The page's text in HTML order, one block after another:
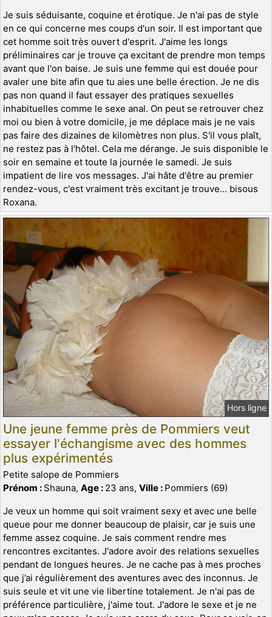
Je suis séduisante, coquine et érotique. Je n'ai pas de style
en ce qui concerne mes coups d'un soir. Il est important que
cet homme soit très ouvert d'esprit. J'aime les longs
préliminaires car je trouve ça excitant de prendre mon temps
avant que l'on baise. Je suis une femme qui est douée pour
avaler une bite afin que tu aies une belle érection. Je ne dis
pas non quand il faut essayer des pratiques sexuelles
inhabituelles comme le sexe anal. On peut se retrouver chez
moi ou bien à votre domicile, je me déplace mais je ne vais
pas faire des dizaines de kilomètres non plus. S'il vous plaît,
ne restez pas à l'hôtel. Cela me dérange. Je suis disponible le
soir en semaine et toute la journée le samedi. Je suis
impatient de lire vos messages. J'ai hâte d'être au premier
rendez-vous, c'est vraiment très excitant je trouve... bisous
Roxana.
Hors ligne
Une jeune femme près de Pommiers veut
essayer l'échangisme avec des hommes
plus expérimentés
Petite salope de Pommiers
Prénom : Shauna, Age : 23 ans, Ville : Pommiers (69)
Je veux un homme qui soit vraiment sexy et avec une belle
queue pour me donner beaucoup de plaisir, car je suis une
femme assez coquine. Je sais comment rendre mes
rencontres excitantes. J'adore avoir des relations sexuelles
pendant de longues heures. Je ne cache pas à mes proches
que j’ai régulièrement des aventures avec des inconnus. Je
suis seule et vit une vie libertine totalement. Je n'ai pas de
préférence particulière, j'aime tout. J'adore le sexe et je ne